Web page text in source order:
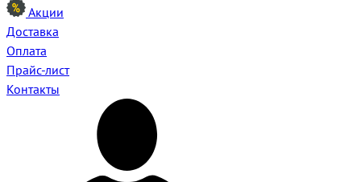
Акции
Доставка
Оплата
Прайс-лист
Контакты